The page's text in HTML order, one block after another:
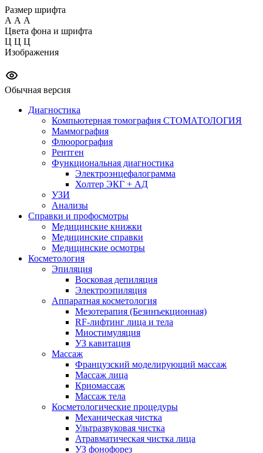
Размер шрифта
А А А
Цвета фона и шрифта
Ц Ц Ц
Изображения
Обычная версия
Диагностика
Компьютерная томография СТОМАТОЛОГИЯ
Маммография
Флюорография
Рентген
Функциональная диагностика
Электроэнцефалограмма
Холтер ЭКГ + АД
УЗИ
Анализы
Справки и профосмотры
Медицинские книжки
Медицинские справки
Медицинские осмотры
Косметология
Эпиляция
Восковая депиляция
Электроэпиляция
Аппаратная косметология
Мезотерапия (Безинъекционная)
RF-лифтинг лица и тела
Миостимуляция
УЗ кавитация
Массаж
Французский моделирующий массаж
Массаж лица
Криомассаж
Массаж тела
Косметологические процедуры
Механическая чистка
Ультразвуковая чистка
Атравматическая чистка лица
УЗ фонофорез